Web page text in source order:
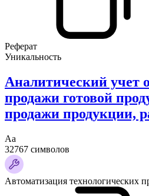
Реферат
Уникальность
Аналитический учет
продажи готовой
продажи продукции,
Аа
32767 символов
Автоматизация технологических